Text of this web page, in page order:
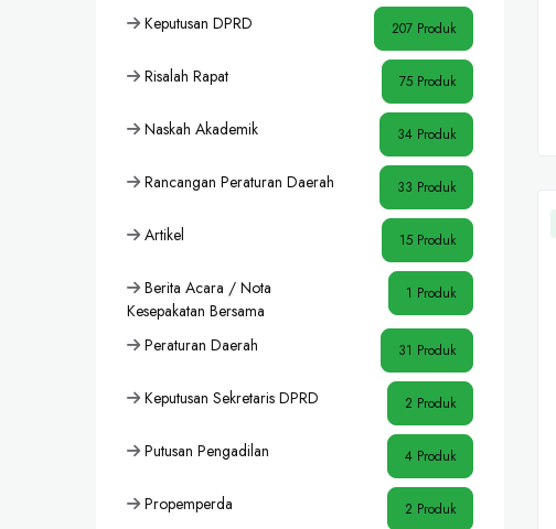
Keputusan DPRD 207 Produk
Risalah Rapat 75 Produk
Naskah Akademik 34 Produk
Rancangan Peraturan Daerah 33 Produk
Artikel 15 Produk
Berita Acara / Nota
Kesepakatan Bersama
1 Produk
Peraturan Daerah 31 Produk
Keputusan Sekretaris DPRD 2 Produk
Putusan Pengadilan 4 Produk
Propemperda 2 Produk